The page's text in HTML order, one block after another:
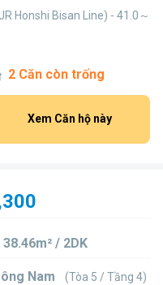
Honshi Bisan Line) - 41.0～
2 Căn còn trống
Xem Căn hộ này
38.46m² / 2DK
Nam (Tòa 5 / Tầng 4)